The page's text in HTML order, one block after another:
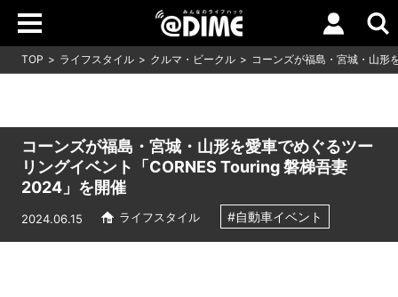
TOP ライフスタイル クルマ・ビークル コーンズが福島・宮城・山形
コーンズが福島・宮城・山形を愛車でめぐるツー
リングイベント「CORNES Touring 磐梯吾妻
2024」を開催
2024.06.15 ライフスタイル #自動車イベント